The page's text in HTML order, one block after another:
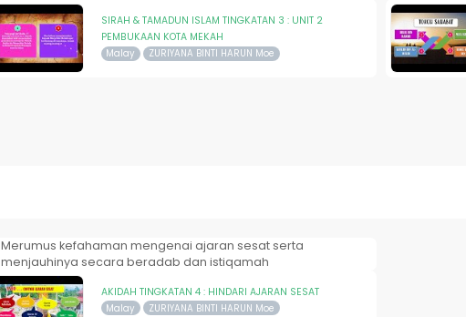
SIRAH & TAMADUN ISLAM TINGKATAN 3 : UNIT 2
PEMBUKAAN KOTA MEKAH
Malay ZURIYANA BINTI HARUN Moe
Merumus kefahaman mengenai ajaran sesat serta
menjauhinya secara beradab dan istiqamah
AKIDAH TINGKATAN 4 : HINDARI AJARAN SESAT
Malay ZURIYANA BINTI HARUN Moe